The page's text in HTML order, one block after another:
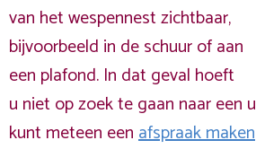
van het wespennest zichtbaar,
bijvoorbeeld in de schuur of aan
een plafond. In dat geval hoeft
u niet op zoek te gaan naar een
kunt meteen eenafspraak maken